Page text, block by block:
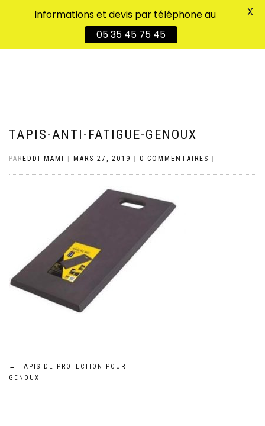
TAPIS-ANTI-FATIGUE-GENOUX
PAR EDDI MAMI MARS 27, 2019 0 COMMENTAIRES
Navigation
←
TAPIS DE PROTECTION POUR
GENOUX
Informations et devis par téléphone au
05 35 45 75 45
X